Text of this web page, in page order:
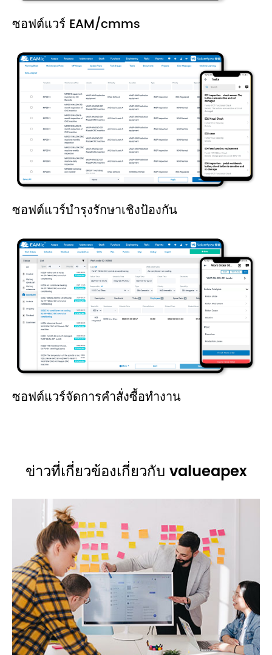
ซอฟต์แวร์ EAM/cmms
ซอฟต์แวร์บำรุงรักษาเชิงป้องกัน
ซอฟต์แวร์จัดการคำสั่งซื้อทำงาน
ข่าวที่เกี่ยวข้องเกี่ยวกับ valueapex